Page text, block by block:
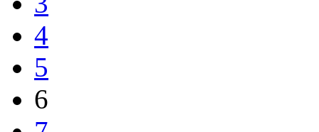
4
5
6